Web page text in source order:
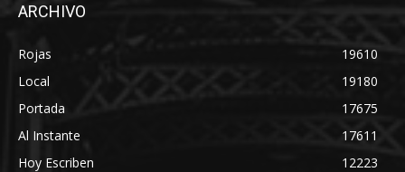
ARCHIVO
Rojas
19610
Local
19180
Portada
17675
Al Instante
17611
Hoy Escriben
12223